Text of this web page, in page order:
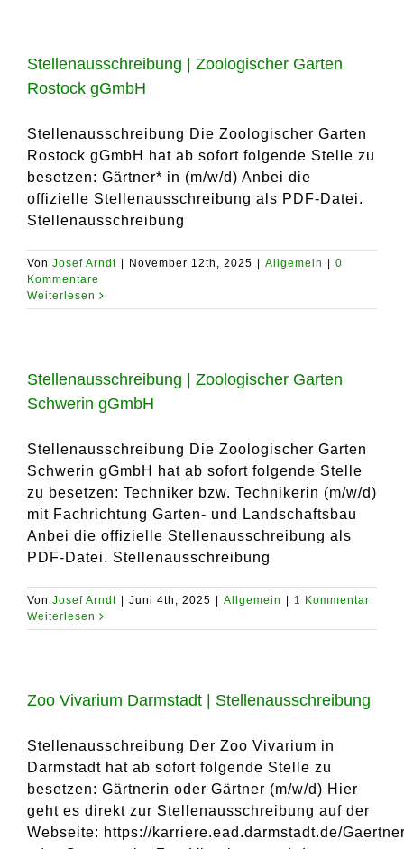
Stellenausschreibung | Zoologischer Garten
Rostock gGmbH
Stellenausschreibung Die Zoologischer Garten
Rostock gGmbH hat ab sofort folgende Stelle zu
besetzen: Gärtner* in (m/w/d) Anbei die
offizielle Stellenausschreibung als PDF-Datei.
Stellenausschreibung
Von Josef Arndt November 12th, 2025 Allgemein
0
Kommentare
Weiterlesen
Stellenausschreibung | Zoologischer Garten
Schwerin gGmbH
Stellenausschreibung Die Zoologischer Garten
Schwerin gGmbH hat ab sofort folgende Stelle
zu besetzen: Techniker bzw. Technikerin (m/w/d)
mit Fachrichtung Garten- und Landschaftsbau
Anbei die offizielle Stellenausschreibung als
PDF-Datei. Stellenausschreibung
Von Josef Arndt Juni 4th, 2025 Allgemein
1 Kommentar
Weiterlesen
Zoo Vivarium Darmstadt | Stellenausschreibung
Stellenausschreibung Der Zoo Vivarium in
Darmstadt hat ab sofort folgende Stelle zu
besetzen: Gärtnerin oder Gärtner (m/w/d) Hier
geht es direkt zur Stellenausschreibung auf der
Webseite: https://karriere.ead.darmstadt.de/